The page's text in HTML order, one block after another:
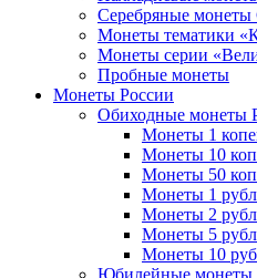
Серебряные монеты
Монеты тематики
Монеты серии
Пробные монеты
Монеты России
Обиходные монеты
Монеты 1
Монеты 10
Монеты 50
Монеты 1
Монеты 2
Монеты 5
Монеты 10
Юбилейные монеты